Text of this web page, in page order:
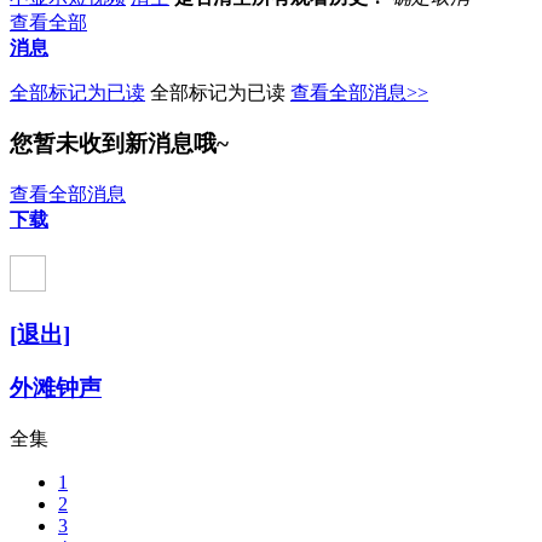
查看全部
消息
全部标记为已读 全部标记为已读 查看全部消息>>
您暂未收到新消息哦~
查看全部消息
下载
[退出]
外滩钟声
全集
1
2
3